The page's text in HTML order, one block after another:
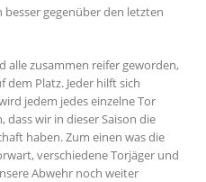
besser gegenüber den letzten
alle zusammen reifer geworden,
Platz. Jeder hilft sich
jedem jedes einzelne Tor
wir in dieser Saison die
haben. Zum einen was die
verschiedene Torjäger und
Abwehr noch weiter